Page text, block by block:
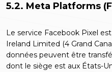
5.2. Meta Platforms
Le service Facebook Pixel
Ireland Limited (4 Grand
données peuvent être
dont le siège est aux États-